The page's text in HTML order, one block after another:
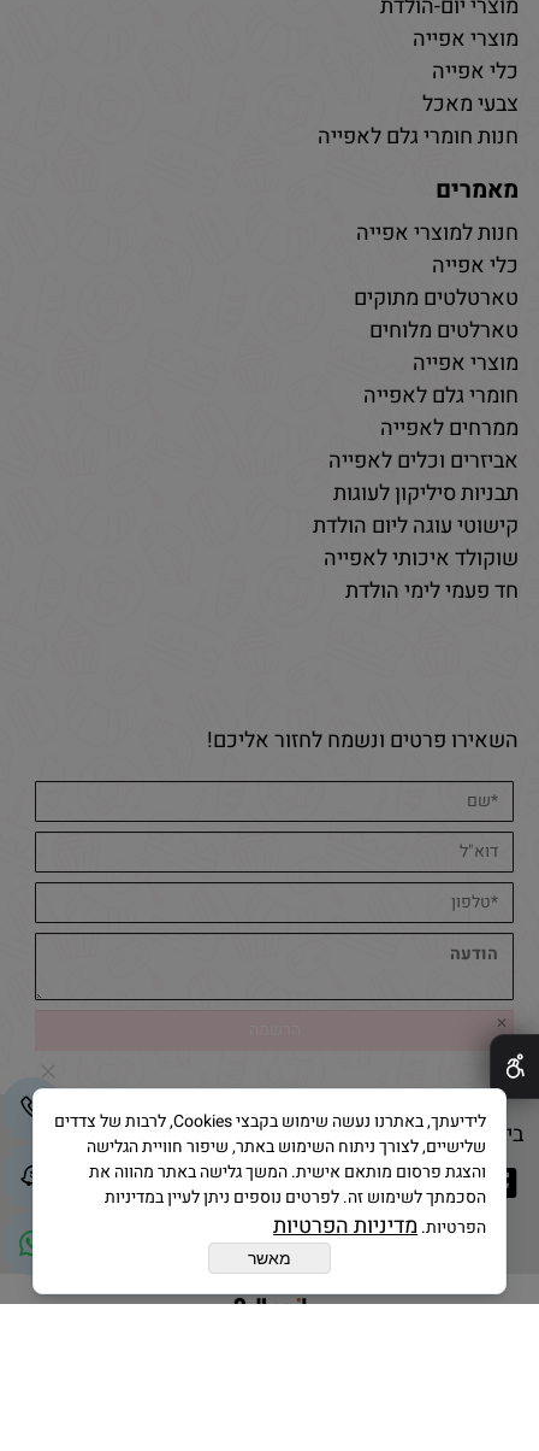
מוצרי יום-הולדת
מוצרי אפייה
כלי אפייה
צבעי מאכל
חנות חומרי גלם לאפייה
מאמרים
חנות למוצרי אפייה
כלי אפייה
טארטלטים מתוקים
טארלטים מלוחים
מוצרי אפייה
חומרי גלם לאפייה
ממרחים לאפייה
אביזרים וכלים לאפייה
תבניות סיליקון לעוגות
קישוטי עוגה ליום הולדת
שוקולד איכותי לאפייה
חד פעמי לימי הולדת
השאירו פרטים ונשמח לחזור אליכם!
בייק אנד קייק © 2025 All Rights Reserved
✕
לידיעתך, באתרנו נעשה שימוש בקבצי Cookies, לרבות של צדדים
שלישיים, לצורך ניתוח השימוש באתר, שיפור חוויית הגלישה
והצגת פרסום מותאם אישית. המשך גלישה באתר מהווה את
הסכמתך לשימוש זה. לפרטים נוספים ניתן לעיין במדיניות
הפרטיות.מדיניות הפרטיות
מאשר